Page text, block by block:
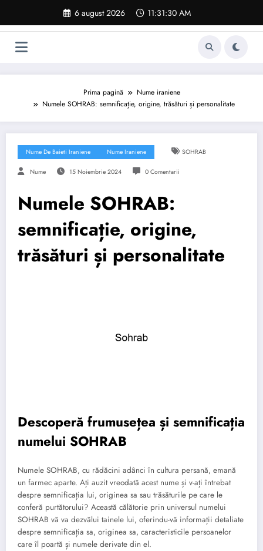
conținut
6 august 2026 11:31:31 AM
Prima pagină
Nume iraniene
Numele SOHRAB: semnificație, origine, trăsături și personalitate
Nume De Baieti Iraniene Nume Iraniene SOHRAB
Nume 15 Noiembrie 2024 0 Comentarii
Numele SOHRAB:
semnificație, origine,
trăsături și personalitate
Descoperă frumusețea și semnificația
numelui SOHRAB
Numele SOHRAB, cu rădăcini adânci în cultura persană, emană
un farmec aparte. Ați auzit vreodată acest nume și v-ați întrebat
despre semnificația lui, originea sa sau trăsăturile pe care le
conferă purtătorului? Această călătorie prin universul numelui
SOHRAB vă va dezvălui tainele lui, oferindu-vă informații detaliate
despre semnificația sa, originea sa, caracteristicile persoanelor
care îl poartă și numele derivate din el.